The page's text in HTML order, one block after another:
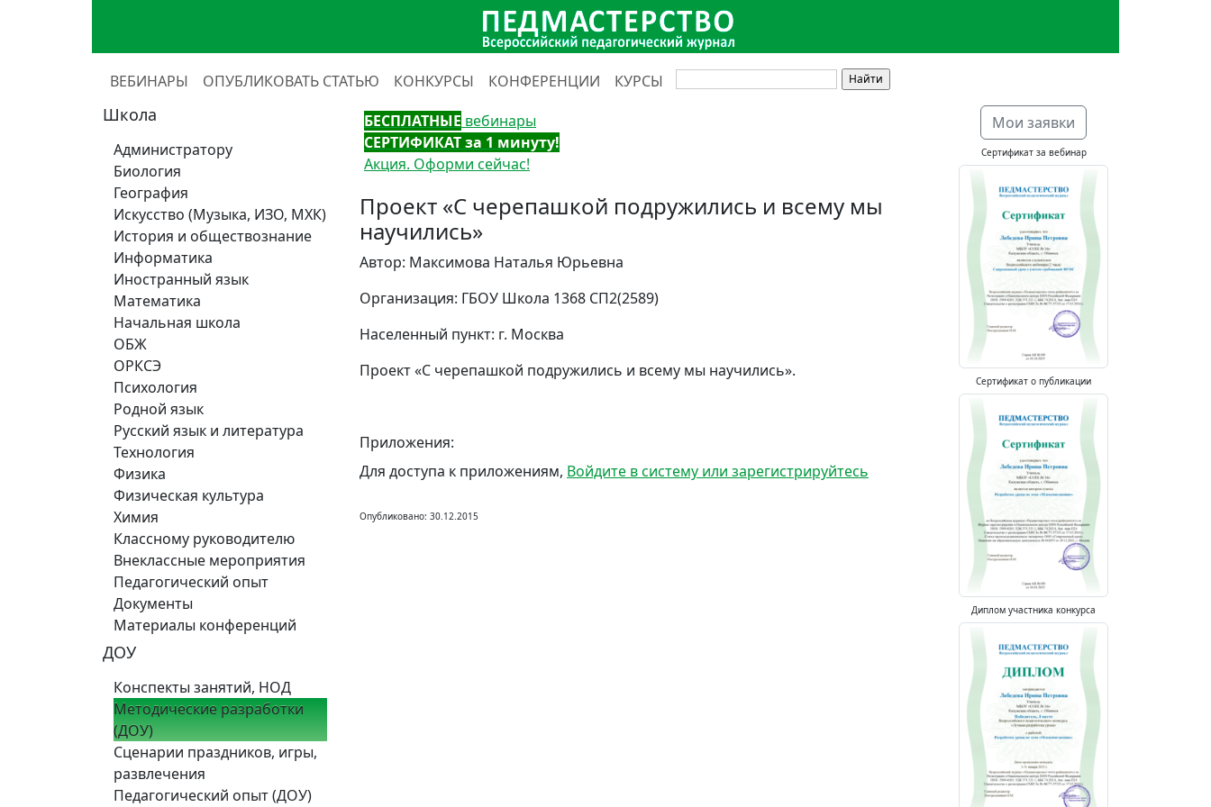
ВЕБИНАРЫ ОПУБЛИКОВАТЬ СТАТЬЮ КОНКУРСЫ КОНФЕРЕНЦИИ КУРСЫ
Школа
Администратору
Биология
География
Искусство (Музыка, ИЗО, МХК)
История и обществознание
Информатика
Иностранный язык
Математика
Начальная школа
ОБЖ
ОРКСЭ
Психология
Родной язык
Русский язык и литература
Технология
Физика
Физическая культура
Химия
Классному руководителю
Внеклассные мероприятия
Педагогический опыт
Документы
Материалы конференций
ДОУ
Конспекты занятий, НОД
Методические разработки
(ДОУ)
Сценарии праздников, игры,
развлечения
Педагогический опыт (ДОУ)
БЕСПЛАТНЫЕ вебинары
СЕРТИФИКАТ за 1 минуту!
Акция. Оформи сейчас!
Проект «С черепашкой подружились и всему мы
научились»
Автор: Максимова Наталья Юрьевна
Организация: ГБОУ Школа 1368 СП2(2589)
Населенный пункт: г. Москва
Проект «С черепашкой подружились и всему мы научились».
Приложения:
Для доступа к приложениям, Войдите в систему или зарегистрируйтесь
Опубликовано: 30.12.2015
Мои заявки
Сертификат за вебинар
Сертификат о публикации
Диплом участника конкурса